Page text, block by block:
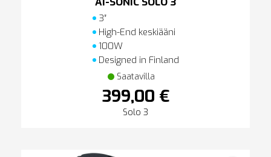
3″
High-End keskiääni
100W
Designed in Finland
Saatavilla
399,00 €
Solo 3